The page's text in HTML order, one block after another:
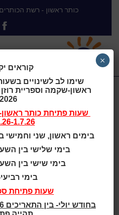
כותר ראשון - רשת הכותרים
שעות
של
קוראים
שימו לב לשינויים
ראשון-שקמה וספריית
2026
שעות פתיחת כותר
1.7.26:
בימים ראשון, שני וחמישי בין
בימי שלישי בין השעות 21:45-
בימי שישי בין השעות
בימי
שעות פתיחת
×